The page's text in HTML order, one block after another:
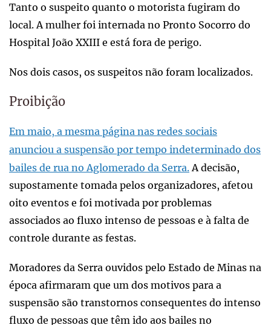
Tanto o suspeito quanto o motorista fugiram do
local. A mulher foi internada no Pronto Socorro do
Hospital João XXIII e está fora de perigo.
Nos dois casos, os suspeitos não foram localizados.
Proibição
Em maio, a mesma página nas redes sociais
anunciou a suspensão por tempo indeterminado dos
bailes de rua no Aglomerado da Serra. A decisão,
supostamente tomada pelos organizadores, afetou
oito eventos e foi motivada por problemas
associados ao fluxo intenso de pessoas e à falta de
controle durante as festas.
Moradores da Serra ouvidos pelo Estado de Minas na
época afirmaram que um dos motivos para a
suspensão são transtornos consequentes do intenso
fluxo de pessoas que têm ido aos bailes no